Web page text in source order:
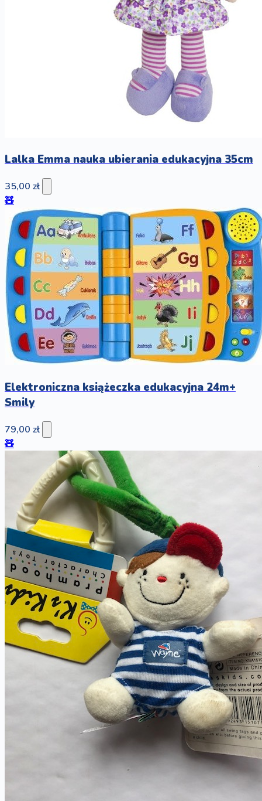
Lalka Emma nauka ubierania edukacyjna 35cm
35,00 zł
🧸
Elektroniczna książeczka edukacyjna 24m+
Smily
79,00 zł
🧸